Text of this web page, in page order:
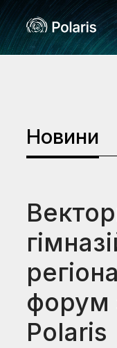
Новини
форум
Polaris